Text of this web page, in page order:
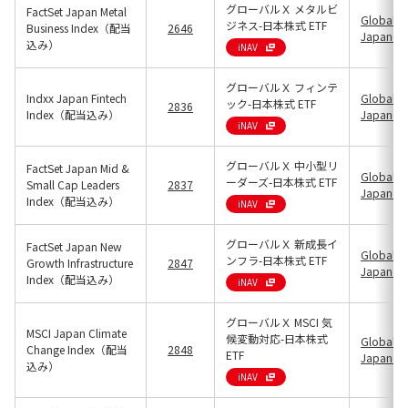
FactSet Japan Metal
Business Index（配当
込み）
2646
グローバルＸ メタルビ
ジネス-日本株式 ETF
iNAV
Global X
Indxx Japan Fintech
Index（配当込み）
2836
グローバルＸ フィンテ
ック-日本株式 ETF
iNAV
Global X
FactSet Japan Mid &
Small Cap Leaders
Index（配当込み）
2837
グローバルＸ 中小型リ
ーダーズ-日本株式 ETF
iNAV
Global X
FactSet Japan New
Growth Infrastructure
Index（配当込み）
2847
グローバルＸ 新成長イ
ンフラ-日本株式 ETF
iNAV
Global X
MSCI Japan Climate
Change Index（配当
込み）
2848
グローバルＸ MSCI 気
候変動対応-日本株式
ETF
iNAV
Global X